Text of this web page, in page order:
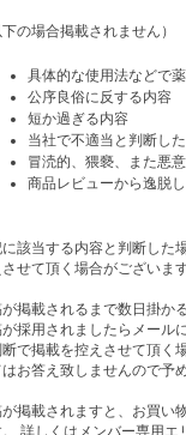
下の場合掲載されません）
具体的な使用法などで
公序良俗に反する内容
短か過ぎる内容
当社で不適当と判断し
冒涜的、猥褻、また悪
商品レビューから逸脱
該当する内容と判断した
せて頂く場合がございま
掲載されるまで数日掛か
採用されましたらメール
で掲載を控えさせて頂く
はお答え致しませんので予
掲載されますと、お買い
。 詳しくはメンバー専用エ